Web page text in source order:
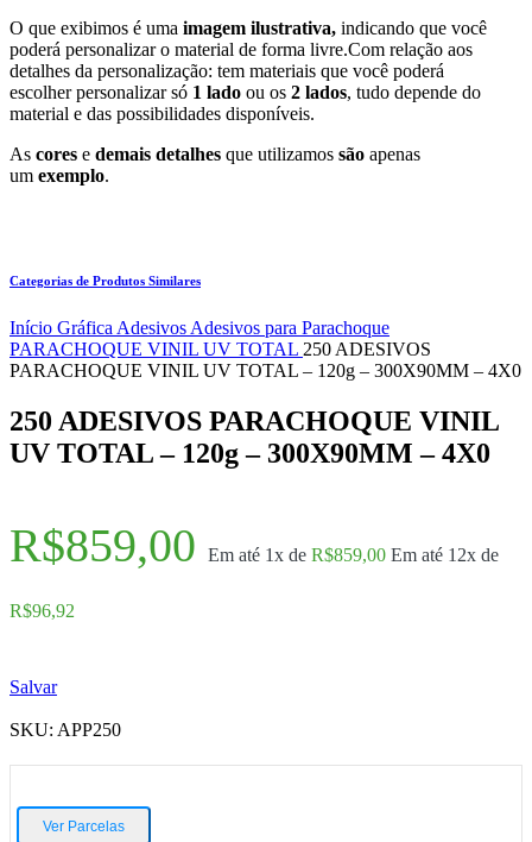
O que exibimos é uma imagem ilustrativa, indicando que você
poderá personalizar o material de forma livre.Com relação aos
detalhes da personalização: tem materiais que você poderá
escolher personalizar só 1 lado ou os 2 lados, tudo depende do
material e das possibilidades disponíveis.
As cores e demais detalhes que utilizamos são apenas
um exemplo.
Categorias de Produtos Similares
Início Gráfica Adesivos Adesivos para Parachoque
PARACHOQUE VINIL UV TOTAL 250 ADESIVOS
PARACHOQUE VINIL UV TOTAL – 120g – 300X90MM – 4X0
250 ADESIVOS PARACHOQUE VINIL
UV TOTAL – 120g – 300X90MM – 4X0
R$859,00 Em até 1x de R$859,00 Em até 12x de
R$96,92
Salvar
SKU: APP250
Ver Parcelas